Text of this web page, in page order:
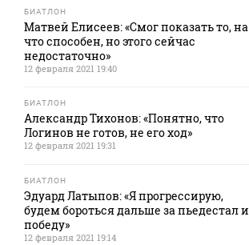
БИАТЛОН
Матвей Елисеев: «Смог показать то, на
что способен, но этого сейчас
недостаточно»
12 февраля 2021 19:40
БИАТЛОН
Александр Тихонов: «Понятно, что
Логинов не готов, не его ход»
12 февраля 2021 19:31
БИАТЛОН
Эдуард Латыпов: «Я прогрессирую,
будем бороться дальше за пьедестал и
победу»
12 февраля 2021 19:14